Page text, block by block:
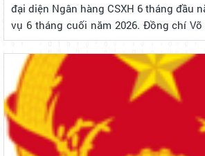
đại diện Ngân hàng CSXH 6 tháng đầu
vụ 6 tháng cuối năm 2026. Đồng chí Võ
tịch UBND phường, Trưởng ban đại
CHXH phường; ông Trần Tươ...